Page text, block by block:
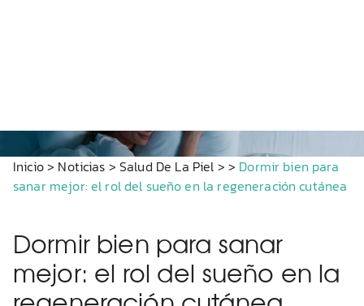
Inicio> Noticias >Salud De La Piel > > Dormir bien para
sanar mejor: el rol del sueño en la regeneración cutánea
Dormir bien para sanar
mejor: el rol del sueño en la